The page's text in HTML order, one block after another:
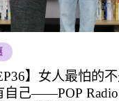
】女人最怕的不
自己——POP Radio